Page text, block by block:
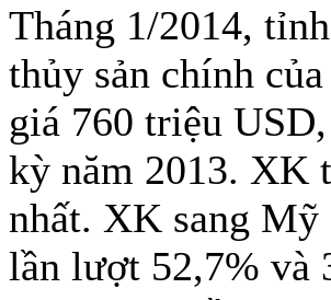
Tháng 1/2014,
thủy sản chính
giá 760 triệu
kỳ năm 2013. XK
nhất. XK sang Mỹ
lần lượt 52,7% và